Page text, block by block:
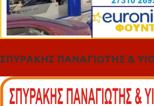
ΣΠΥΡΑΚΗΣ ΠΑΝΑΓΙΩΤΗΣ &